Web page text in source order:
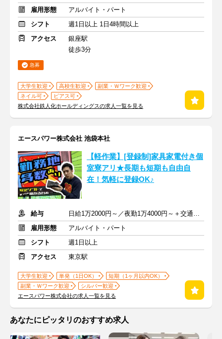
雇用形態
アルバイト・パート
シフト
週1日以上 1日4時間以上
アクセス
銀座駅
徒歩3分
急募
大学生歓迎 高校生歓迎
副業・Ｗワーク歓迎
ネイル可
ピアス可
株式会社鉄人化ホールディングスの求人一覧を見る
エースパワー株式会社 池袋本社
【軽作業】[登録制]家具家電付き個
室寮アリ★長期も短期も自由自
在！気軽に登録OK♪
給与
日給1万2000円～／夜勤1万4000円～＋交通費＋各種手当
雇用形態
アルバイト・パート
シフト
週1日以上
アクセス
東京駅
大学生歓迎 単発（1日OK）
短期（1ヶ月以内OK）
副業・Ｗワーク歓迎
シルバー歓迎
エースパワー株式会社の求人一覧を見る
あなたにピッタリのおすすめ求人